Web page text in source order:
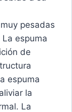
pesadas
espuma
de
espuma
la
La